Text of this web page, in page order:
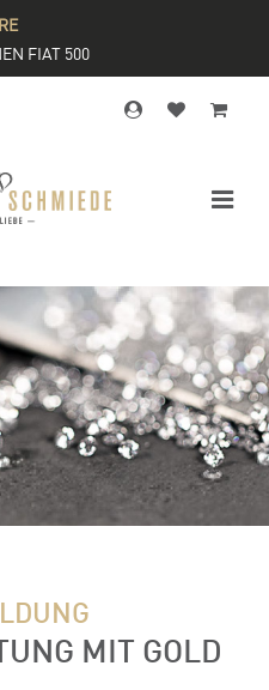
FIAT 500
MIT GOLD